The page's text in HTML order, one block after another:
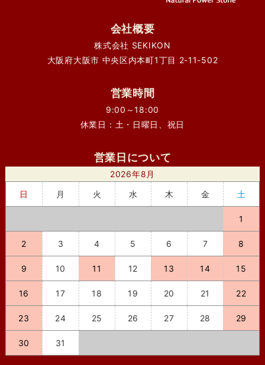
会社概要
株式会社 SEKIKON
大阪府大阪市 中央区内本町1丁目 2-11-502
営業時間
9:00～18:00
休業日：土・日曜日、祝日
営業日について
2026年8月
日
月 火 水 木 金 土
1
2 3 4 5 6 7 8
9 10 11 12 13 14 15
16 17 18 19 20 21 22
23 24 25 26 27 28 29
30 31